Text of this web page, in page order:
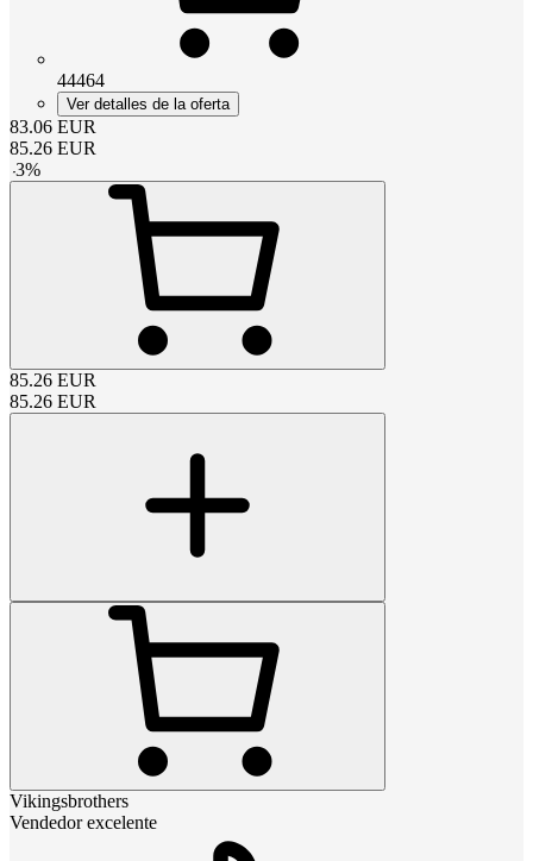
44464
Ver detalles de la oferta
83.06 EUR
85.26 EUR
-3%
85.26 EUR
85.26 EUR
Vikingsbrothers
Vendedor excelente